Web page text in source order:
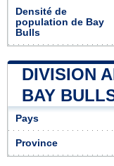
Densité de
population de Bay
Bulls
DIVISION
BAY
Pays
Province